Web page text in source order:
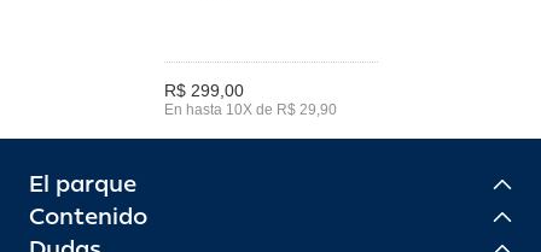
R$ 299,00
En hasta 10X de R$ 29,90
El parque
Contenido